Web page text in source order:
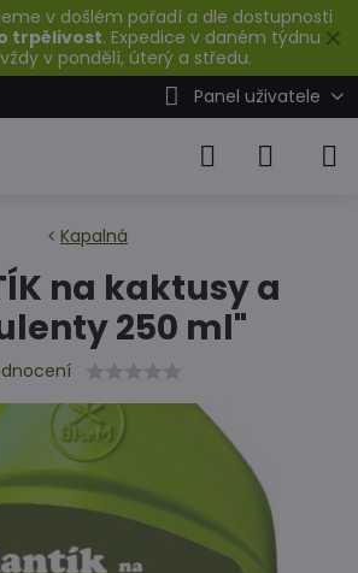
✕
v došlém pořadí a dle dostupnosti
trpělivost. Expedice v daném týdnu
v pondělí, úterý a středu.
Panel uživatele
Kapalná
na kaktusy a
250 ml"